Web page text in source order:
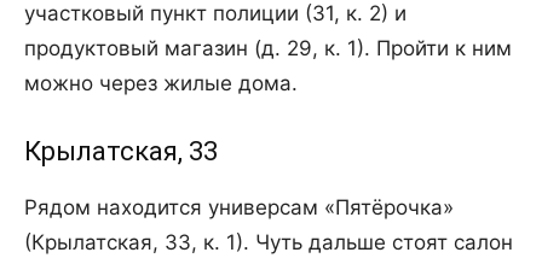
участковый пункт полиции (31, к. 2) и
продуктовый магазин (д. 29, к. 1). Пройти к ним
можно через жилые дома.
Крылатская, 33
Рядом находится универсам «Пятёрочка»
(Крылатская, 33, к. 1). Чуть дальше стоят салон